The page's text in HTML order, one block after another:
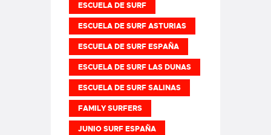
ESCUELA DE SURF
ESCUELA DE SURF ASTURIAS
ESCUELA DE SURF ESPAÑA
ESCUELA DE SURF LAS DUNAS
ESCUELA DE SURF SALINAS
FAMILY SURFERS
JUNIO SURF ESPAÑA